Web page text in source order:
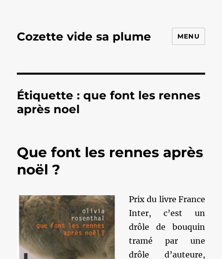
Cozette vide sa plume MENU
Étiquette :que font les rennes
après noel
Que font les rennes après
noël ?
Prix du livre France
Inter, c’est un
drôle de bouquin
tramé par une
drôle d’auteure,